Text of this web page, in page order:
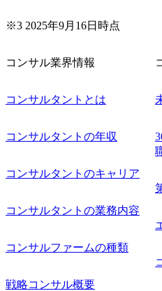
企画 ・Disruptive Technologyを
上げていきたい ・サービスや
でのプロジェクトに参画し、
規事業開発にも興味があり、
※3 2025年9月16日時点
コンサル業界情報
コンサルタントとは
コンサルタントの年収
コンサルタントのキャリア
コンサルタントの業務内容
コンサルファームの種類
戦略コンサル概要